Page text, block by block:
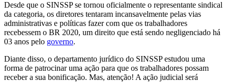
Desde que o SINSSP se tornou oficialmente o representante sindical
da categoria, os diretores tentaram incansavelmente pelas vias
administrativas e políticas fazer com que os trabalhadores
recebessem o BR 2020, um direito que está sendo negligenciado há
03 anos pelo governo.
Diante disso, o departamento jurídico do SINSSP estudou uma
forma de patrocinar uma ação para que os trabalhadores possam
receber a sua bonificação. Mas, atenção! A ação judicial será